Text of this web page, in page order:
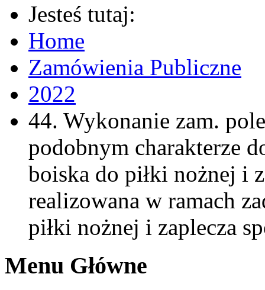
Jesteś tutaj:
Home
Zamówienia Publiczne
2022
44. Wykonanie zam.
podobnym charakterze
boiska do piłki nożnej i
realizowana w ramach
piłki nożnej i zaplecza
Menu Główne